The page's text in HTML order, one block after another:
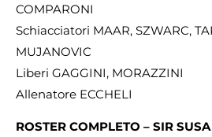
COMPARONI
Schiacciatori MAAR, SZWARC,
MUJANOVIC
Liberi GAGGINI, MORAZZINI
Allenatore ECCHELI
ROSTER COMPLETO – SIR